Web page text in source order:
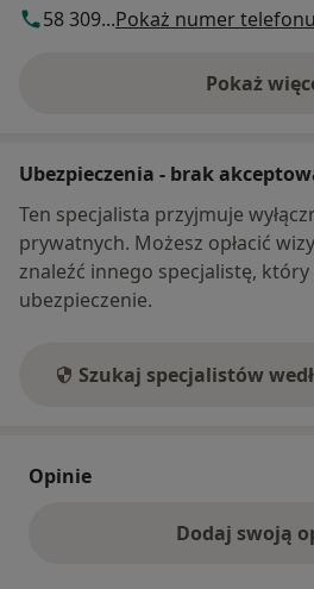
58 309...Pokaż numer telefonu
Pokażo
Ubezpieczenia - brak
Ten specjalista przyjmuje
prywatnych. Możesz opłacić
znaleźć innego specjalistę,
ubezpieczenie.
Szukaj specjalistów
Opinie
Dodaj swoją